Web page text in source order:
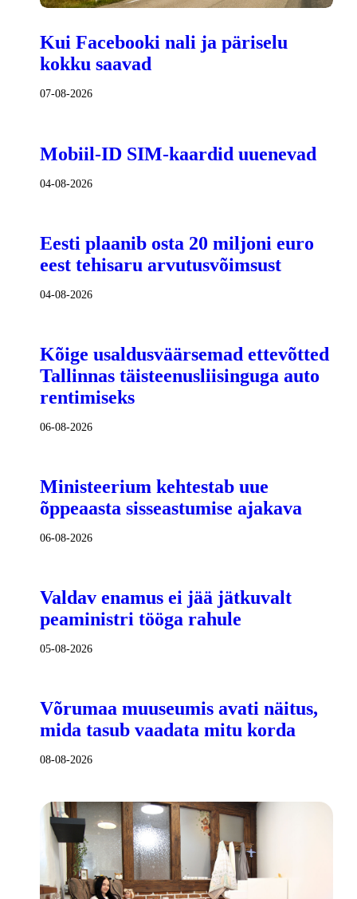
Kui Facebooki nali ja päriselu
kokku saavad
07-08-2026
Mobiil-ID SIM-kaardid uuenevad
04-08-2026
Eesti plaanib osta 20 miljoni euro
eest tehisaru arvutusvõimsust
04-08-2026
Kõige usaldusväärsemad ettevõtted
Tallinnas täisteenusliisinguga auto
rentimiseks
06-08-2026
Ministeerium kehtestab uue
õppeaasta sisseastumise ajakava
06-08-2026
Valdav enamus ei jää jätkuvalt
peaministri tööga rahule
05-08-2026
Võrumaa muuseumis avati näitus,
mida tasub vaadata mitu korda
08-08-2026